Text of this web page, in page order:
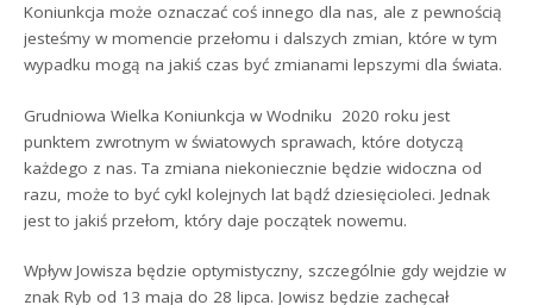
Koniunkcja może oznaczać coś innego dla nas, ale z pewnością
jesteśmy w momencie przełomu i dalszych zmian, które w tym
wypadku mogą na jakiś czas być zmianami lepszymi dla świata.
Grudniowa Wielka Koniunkcja w Wodniku 2020 roku jest
punktem zwrotnym w światowych sprawach, które dotyczą
każdego z nas. Ta zmiana niekoniecznie będzie widoczna od
razu, może to być cykl kolejnych lat bądź dziesięcioleci. Jednak
jest to jakiś przełom, który daje początek nowemu.
Wpływ Jowisza będzie optymistyczny, szczególnie gdy wejdzie w
znak Ryb od 13 maja do 28 lipca. Jowisz będzie zachęcał